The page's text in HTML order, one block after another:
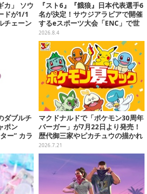
カ」 ソウ
ドが1/1
チェーン
飾れる
『スト6』『餓狼』日本代表選手6
名が決定！サウジアラビアで開催
するeスポーツ大会「ENC」で世
界に挑む
2026.8.4
ダブルチ
ポン
ー” カラ
売
マクドナルドで「ポケモン30周年
バーガー」が7月22日より発売！
歴代御三家やピカチュウの描かれ
たオリジナルパッケージが可愛い
2026.7.21